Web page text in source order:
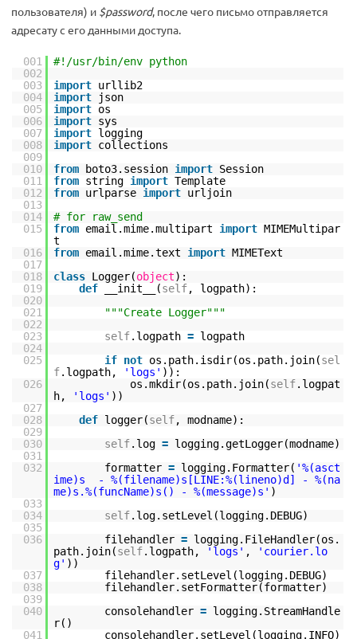
пользователя) и $password, после чего письмо отправляется
адресату с его данными доступа.
001
#!/usr/bin/env python
002
003
import urllib2
004
import
json
005
import os
006
import sys
007
import logging
008
import collections
009
010
from boto3.session import Session
011
from string import Template
012
from urlparse import urljoin
013
014
# for raw_send
015
from email.mime.multipart import MIMEMultipar
t
016
from email.mime.text import MIMEText
017
018
class Logger(object):
019
def __init__(self, logpath):
020
021
"""Create Logger"""
022
023
self.logpath = logpath
024
025
if not os.path.isdir(os.path.join(sel
f.logpath, 'logs' )):
026
os.mkdir(os.path.join(self.logpat
h,
'logs' ))
027
028
def logger(self, modname):
029
030
self.log = logging.getLogger(modname)
031
032
formatter = logging.Formatter( '%(asct
ime)s - %(filename)s[LINE:%(lineno)d] - %(na
me)s.%(funcName)s() - %(message)s' )
033
034
self.log.setLevel(logging.DEBUG)
035
036
filehandler = logging.FileHandler(os.
path.join(self.logpath, 'logs' ,
'courier.lo
g' ))
037
filehandler.setLevel(logging.DEBUG)
038
filehandler.setFormatter(formatter)
039
040
consolehandler = logging.StreamHandle
r()
041
consolehandler.setLevel(logging.INFO)